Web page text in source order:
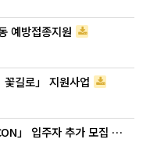
예방접종지원
길로」 지원사업
[수원시] 자립준비청년 「셰어하우스 CON」 입주자 추가 모집 공고